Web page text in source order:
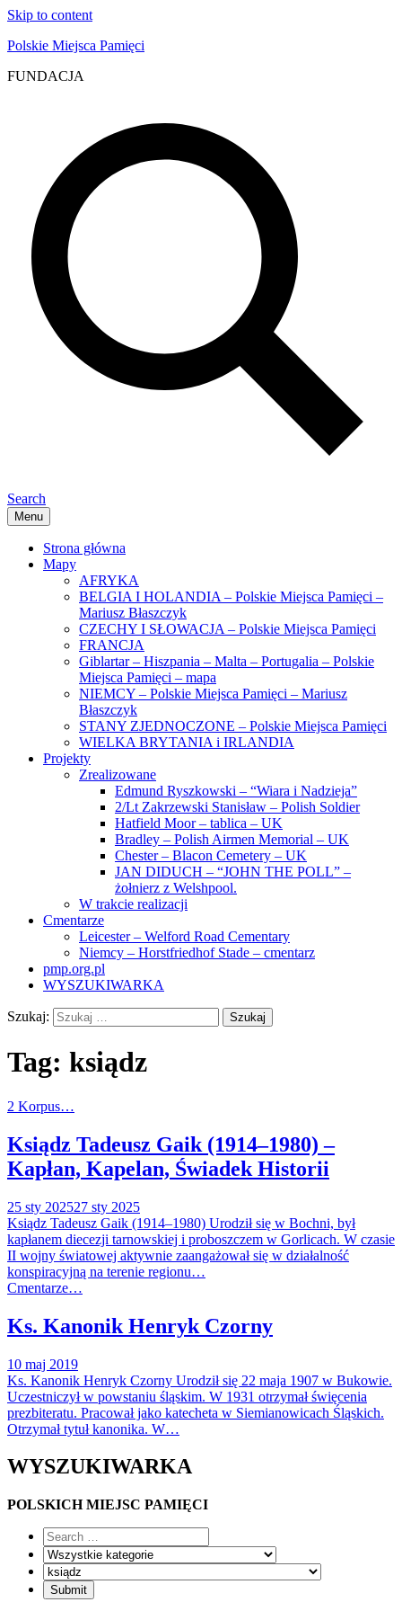
Skip to content
Polskie Miejsca Pamięci
FUNDACJA
Search
Menu
Strona główna
Mapy
AFRYKA
BELGIA I HOLANDIA – Polskie Miejsca Pamięci –
Mariusz Błaszczyk
CZECHY I SŁOWACJA – Polskie Miejsca Pamięci
FRANCJA
Giblartar – Hiszpania – Malta – Portugalia – Polskie
Miejsca Pamięci – mapa
NIEMCY – Polskie Miejsca Pamięci – Mariusz
Błaszczyk
STANY ZJEDNOCZONE – Polskie Miejsca Pamięci
WIELKA BRYTANIA i IRLANDIA
Projekty
Zrealizowane
Edmund Ryszkowski – “Wiara i Nadzieja”
2/Lt Zakrzewski Stanisław – Polish Soldier
Hatfield Moor – tablica – UK
Bradley – Polish Airmen Memorial – UK
Chester – Blacon Cemetery – UK
JAN DIDUCH – “JOHN THE POLL” –
żołnierz z Welshpool.
W trakcie realizacji
Cmentarze
Leicester – Welford Road Cementary
Niemcy – Horstfriedhof Stade – cmentarz
pmp.org.pl
WYSZUKIWARKA
Szukaj:
Tag: ksiądz
2 Korpus…
Ksiądz Tadeusz Gaik (1914–1980) –
Kapłan, Kapelan, Świadek Historii
25 sty 202527 sty 2025
Ksiądz Tadeusz Gaik (1914–1980) Urodził się w Bochni, był
kapłanem diecezji tarnowskiej i proboszczem w Gorlicach. W czasie
II wojny światowej aktywnie zaangażował się w działalność
konspiracyjną na terenie regionu…
Cmentarze…
Ks. Kanonik Henryk Czorny
10 maj 2019
Ks. Kanonik Henryk Czorny Urodził się 22 maja 1907 w Bukowie.
Uczestniczył w powstaniu śląskim. W 1931 otrzymał święcenia
prezbiteratu. Pracował jako katecheta w Siemianowicach Śląskich.
Otrzymał tytuł kanonika. W…
WYSZUKIWARKA
POLSKICH MIEJSC PAMIĘCI